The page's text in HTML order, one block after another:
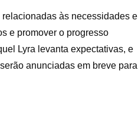
às necessidades e
e promover o progresso
Lyra levanta expectativas, e
anunciadas em breve para